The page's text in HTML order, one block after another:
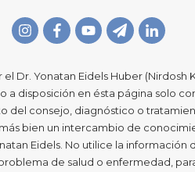
Dr. Yonatan Eidels Huber (Nirdosh
a disposición en ésta página solo
del consejo, diagnóstico o
bien un intercambio de
Eidels. No utilice la información
de salud o enfermedad,